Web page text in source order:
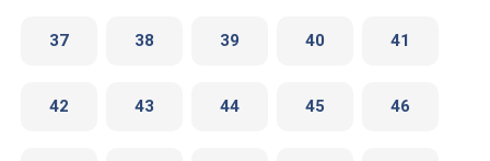
37 38 39 40 41
42 43 44 45 46